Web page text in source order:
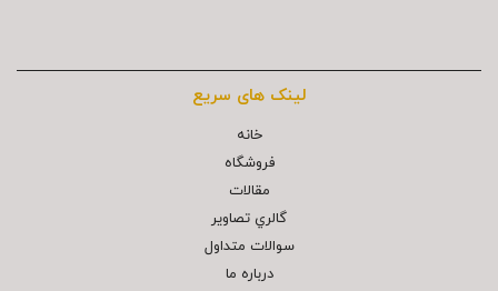
لینک های سریع
خانه
فروشگاه
مقالات
گالري تصاوير
سوالات متداول
درباره ما